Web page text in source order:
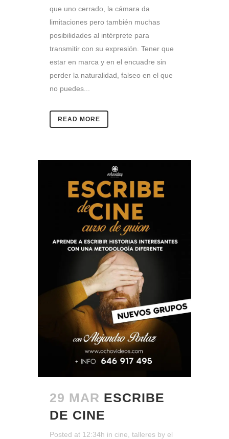
que uno cerrado, la cámara da
limitaciones pero también muchas
posibilidades al intérprete para
transmitir con su expresión. Tener que
estar en marca y en el encuadre sin
perder la naturalidad, falseo en el que
no puedes...
READ MORE
29 MAR ESCRIBE
DE CINE
Posted at 12:34h in cine talleres by el